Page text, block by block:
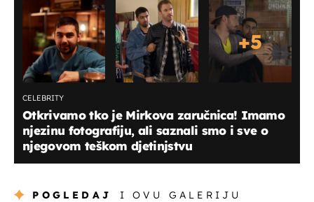
+5
CELEBRITY
Otkrivamo tko je Mirkova zaručnica! Imamo
njezinu fotografiju, ali saznali smo i sve o
njegovom teškom djetinjstvu
POGLEDAJ I OVU GALERIJU